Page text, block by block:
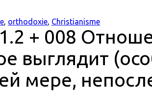
, orthodoxie, Christianisme
+ 008
выглядит
мере,